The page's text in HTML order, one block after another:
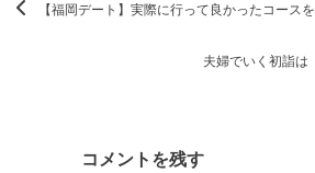
【福岡デート】実際に行って良かったコース
夫婦でいく初詣は
コメントを残す